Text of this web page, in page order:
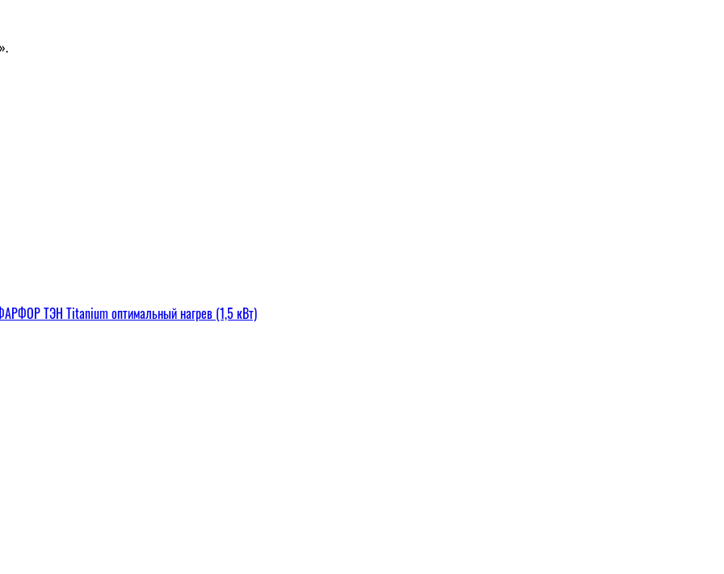
ТЭН Titanium оптимальный нагрев (1,5 кВт)